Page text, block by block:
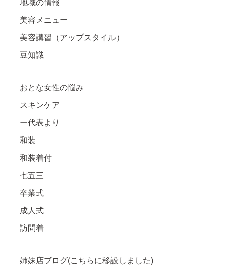
地域の情報
美容メニュー
美容講習（アップスタイル）
豆知識
おとな女性の悩み
スキンケア
ー代表より
和装
和装着付
七五三
卒業式
成人式
訪問着
姉妹店ブログ(こちらに移設しました)